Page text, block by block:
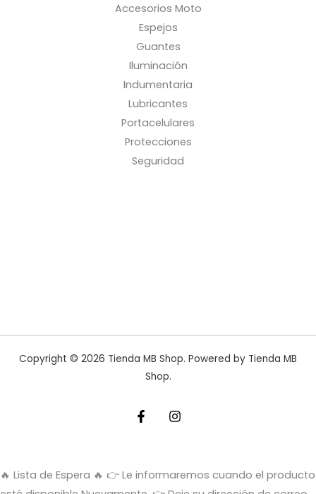
Accesorios Moto
Espejos
Guantes
Iluminación
Indumentaria
Lubricantes
Portacelulares
Protecciones
Seguridad
Copyright © 2026 Tienda MB Shop. Powered by Tienda MB
Shop.
🔥 Lista de Espera 🔥 👉 Le informaremos cuando el producto